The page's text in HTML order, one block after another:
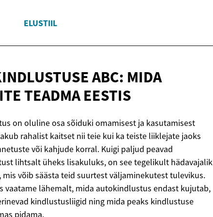
ELUSTIIL
ABC: MIDA
TEADMA EESTIS
on oluline osa sõiduki omamisest ja kasutamisest
rahalist kaitset nii teie kui ka teiste liiklejate jaoks
või kahjude korral. Kuigi paljud peavad
lihtsalt üheks lisakuluks, on see tegelikult hädavajalik
mis võib säästa teid suurtest väljaminekutest tulevikus.
vaatame lähemalt, mida autokindlustus endast kujutab,
kindlustusliigid ning mida peaks kindlustuse
pidama.